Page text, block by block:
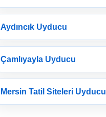
Aydıncık Uyducu
Çamlıyayla Uyducu
Mersin Tatil Siteleri Uyducu